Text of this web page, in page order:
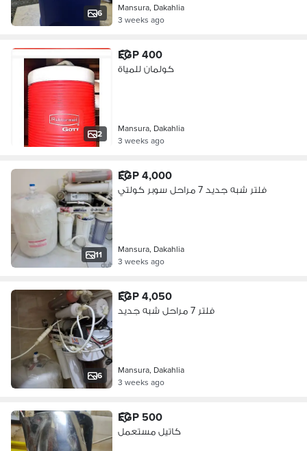
6
Mansura, Dakahlia
3 weeks ago
2
EGP 400
كولمان للمياة
Mansura, Dakahlia
3 weeks ago
11
EGP 4,000
فلتر شبه جديد 7 مراحل سوبر كولتي
Mansura, Dakahlia
3 weeks ago
6
EGP 4,050
فلتر 7 مراحل شبه جديد
Mansura, Dakahlia
3 weeks ago
EGP 500
كاتيل مستعمل